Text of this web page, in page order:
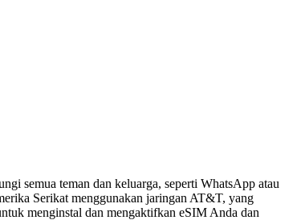
semua teman dan keluarga, seperti WhatsApp atau
Serikat menggunakan jaringan AT&T, yang
menginstal dan mengaktifkan eSIM Anda dan